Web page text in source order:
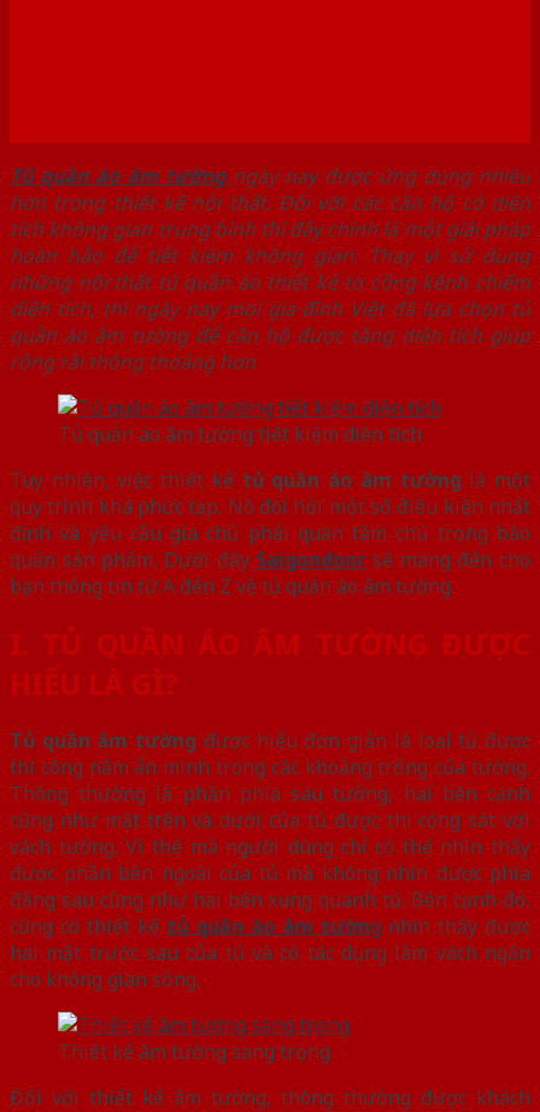
Tủ quần áo âm tường ngày nay được ứng dụng nhiều
hơn trong thiết kế nội thất. Đối với các căn hộ có diện
tích không gian trung bình thì đây chính là một giải pháp
hoàn hảo để tiết kiệm không gian. Thay vì sử dụng
những nội thất tủ quần áo thiết kế to cồng kềnh chiếm
diện tích, thì ngày nay mọi gia đình Việt đã lựa chọn tủ
quần áo âm tường để căn hộ được tăng diện tích giúp
rộng rãi thông thoáng hơn
Tủ quần áo âm tường tiết kiệm diện tích
Tuy nhiên, việc thiết kế tủ quần áo âm tường là một
quy trình khá phức tạp. Nó đòi hỏi một số điều kiện nhất
định và yêu cầu gia chủ phải quan tâm chú trọng bảo
quản sản phẩm. Dưới đây Saigondoor sẽ mang đến cho
bạn thông tin từ A đến Z về tủ quần áo âm tường
I. TỦ QUẦN ÁO ÂM TƯỜNG ĐƯỢC
HIỂU LÀ GÌ?
Tủ quần âm tường được hiểu đơn giản là loại tủ được
thi công nằm ẩn mình trong các khoảng trống của tường.
Thông thường là phần phía sau tường, hai bên cạnh
cũng như mặt trên và dưới của tủ được thi công sát với
vách tường. Vì thế mà người dùng chỉ có thể nhìn thấy
được phần bên ngoài của tủ mà không nhìn được phía
đằng sau cũng như hai bên xung quanh tủ. Bên cạnh đó,
cũng có thiết kế tủ quần áo âm tường nhìn thấy được
hai mặt trước sau của tủ và có tác dụng làm vách ngăn
cho không gian sống.
Thiết kế âm tường sang trọng
Đối với thiết kế âm tường, thông thường được khách